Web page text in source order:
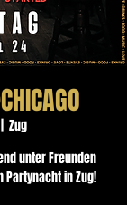
Zug
unter Freunden
in Zug!